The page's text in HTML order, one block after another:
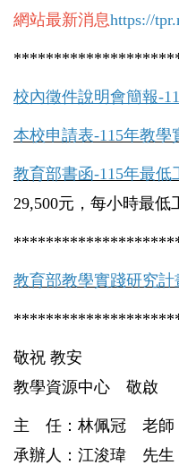
網站最新消息https://
校內徵件說明會簡報-
本校申請表-115年教學
教育部書函-115年最低
29,500元，每小時最低
教育部教學實踐研究
敬祝 教安
教學資源中心 敬啟
主 任：林佩冠 老師
承辦人：江浚瑋 先生